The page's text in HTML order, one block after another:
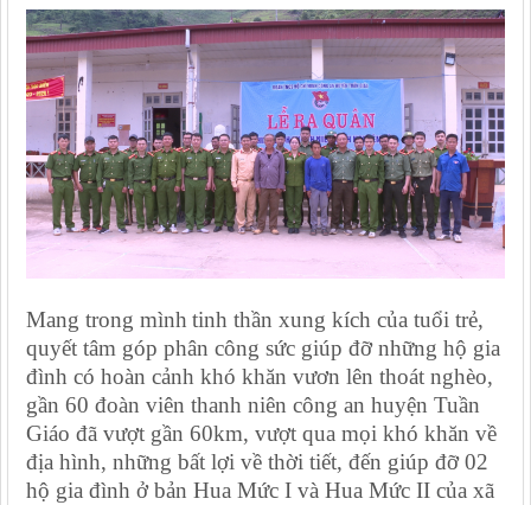
Mang trong mình tinh thần xung kích của tuổi trẻ,
quyết tâm góp phân công sức giúp đỡ những hộ gia
đình có hoàn cảnh khó khăn vươn lên thoát nghèo,
gần 60 đoàn viên thanh niên công an huyện Tuần
Giáo đã vượt gần 60km, vượt qua mọi khó khăn về
địa hình, những bất lợi về thời tiết, đến giúp đỡ02
hộ gia đình ở bản Hua Mức I và Hua Mức II của xã